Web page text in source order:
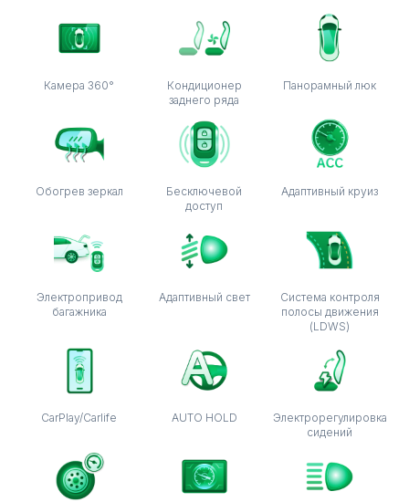
Камера 360°
Кондиционер
заднего ряда
Панорамный люк
Обогрев зеркал
Бесключевой
доступ
Адаптивный круиз
Электропривод
багажника
Адаптивный свет
Система контроля
полосы движения
(LDWS)
CarPlay/Carlife AUTO HOLD
Электрорегулировка
сидений